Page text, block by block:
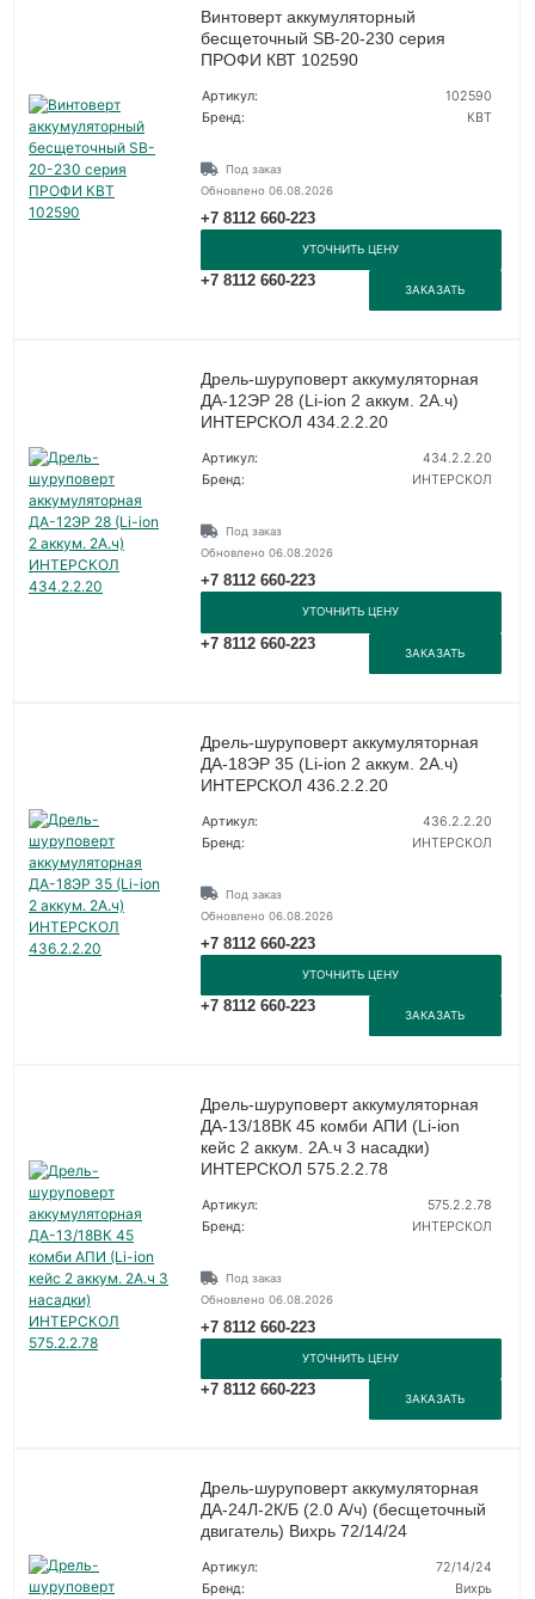
Винтоверт аккумуляторный
бесщеточный SB-20-230 серия
ПРОФИ КВТ 102590
Артикул:
102590
Бренд:
КВТ
Под заказ
Обновлено 06.08.2026
+7 8112 660-223
УТОЧНИТЬ ЦЕНУ
+7 8112 660-223
ЗАКАЗАТЬ
Дрель-шуруповерт аккумуляторная
ДА-12ЭР 28 (Li-ion 2 аккум. 2А.ч)
ИНТЕРСКОЛ 434.2.2.20
Артикул:
434.2.2.20
Бренд:
ИНТЕРСКОЛ
Под заказ
Обновлено 06.08.2026
+7 8112 660-223
УТОЧНИТЬ ЦЕНУ
+7 8112 660-223
ЗАКАЗАТЬ
Дрель-шуруповерт аккумуляторная
ДА-18ЭР 35 (Li-ion 2 аккум. 2А.ч)
ИНТЕРСКОЛ 436.2.2.20
Артикул:
436.2.2.20
Бренд:
ИНТЕРСКОЛ
Под заказ
Обновлено 06.08.2026
+7 8112 660-223
УТОЧНИТЬ ЦЕНУ
+7 8112 660-223
ЗАКАЗАТЬ
Дрель-шуруповерт аккумуляторная
ДА-13/18ВК 45 комби АПИ (Li-ion
кейс 2 аккум. 2А.ч 3 насадки)
ИНТЕРСКОЛ 575.2.2.78
Артикул:
575.2.2.78
Бренд:
ИНТЕРСКОЛ
Под заказ
Обновлено 06.08.2026
+7 8112 660-223
УТОЧНИТЬ ЦЕНУ
+7 8112 660-223
ЗАКАЗАТЬ
Дрель-шуруповерт аккумуляторная
ДА-24Л-2К/Б (2.0 А/ч) (бесщеточный
двигатель) Вихрь 72/14/24
Артикул:
72/14/24
Бренд:
Вихрь